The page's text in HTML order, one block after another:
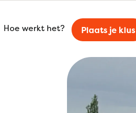
Hoe werkt het? Plaats je klus